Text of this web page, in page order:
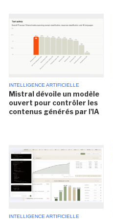
INTELLIGENCE ARTIFICIELLE
Mistral dévoile un modèle
ouvert pour contrôler les
contenus générés par l'IA
INTELLIGENCE ARTIFICIELLE